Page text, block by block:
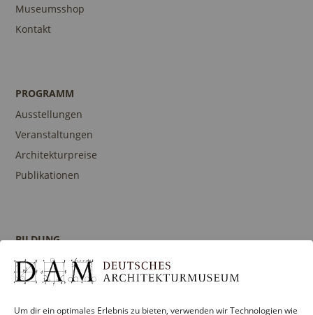
Um dir ein optimales Erlebnis zu bieten, verwenden wir Technologien wie
Museumsshop
Kontakt
PROGRAMM
Ausstellungen
Veranstaltungen
Architekturpreise
Publikationen
BILDUNG
Programm
Führungen und Touren